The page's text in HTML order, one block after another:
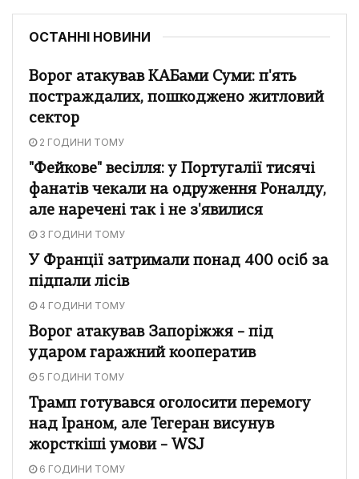
ОСТАННІ НОВИНИ
Ворог атакував КАБами Суми: п'ять
постраждалих, пошкоджено житловий
сектор
2 ГОДИНИ ТОМУ
"Фейкове" весілля: у Португалії тисячі
фанатів чекали на одруження Роналду,
але наречені так і не з'явилися
3 ГОДИНИ ТОМУ
У Франції затримали понад 400 осіб за
підпали лісів
4 ГОДИНИ ТОМУ
Ворог атакував Запоріжжя – під
ударом гаражний кооператив
5 ГОДИНИ ТОМУ
Трамп готувався оголосити перемогу
над Іраном, але Тегеран висунув
жорсткіші умови – WSJ
6 ГОДИНИ ТОМУ